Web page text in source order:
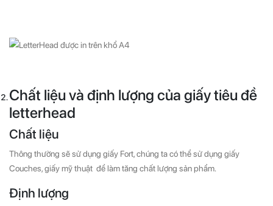
Chất liệu và định lượng của giấy tiêu đề
letterhead
Chất liệu
Thông thường sẽ sử dụng giấy Fort, chúng ta có thể sử dụng giấy
Couches, giấy mỹ thuật để làm tăng chất lượng sản phẩm.
Định lượng